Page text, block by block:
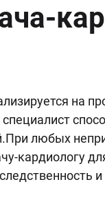
на
любых
кардиологу